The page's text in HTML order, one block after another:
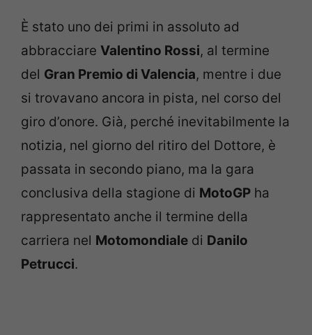
È stato uno dei primi in assoluto ad
abbracciare Valentino Rossi, al termine
del Gran Premio di Valencia, mentre i due
si trovavano ancora in pista, nel corso del
giro d’onore. Già, perché inevitabilmente la
notizia, nel giorno del ritiro del Dottore, è
passata in secondo piano, ma la gara
conclusiva della stagione di MotoGP ha
rappresentato anche il termine della
carriera nel Motomondiale di Danilo
Petrucci.